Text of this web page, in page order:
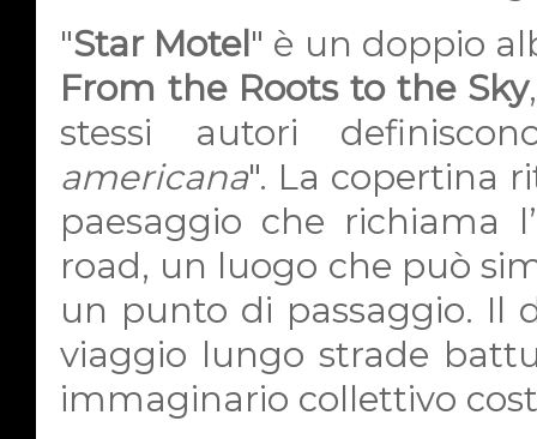
"Star Motel " è un doppio
From the Roots to the Sky
stessi autori
americana". La copertina
paesaggio che richiama
road, un luogo che può
un punto di passaggio. Il
viaggio lungo strade
immaginario collettivo